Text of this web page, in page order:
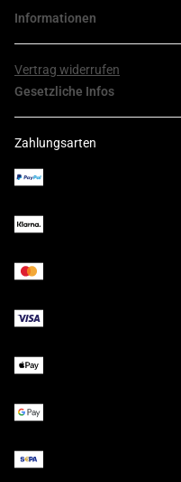
Informationen
Vertrag widerrufen
Gesetzliche Infos
Zahlungsarten